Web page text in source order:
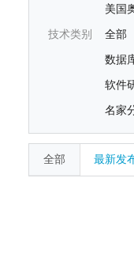
美国
技术类别 全部
数据
软件
名家
全部 最新发